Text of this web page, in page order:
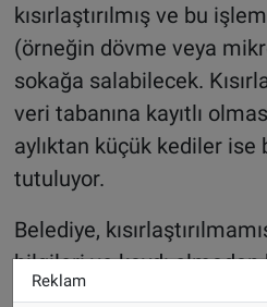
kısırlaştırılmış ve bu
(örneğin dövme veya
sokağa salabilecek.
veri tabanına kayıtlı
aylıktan küçük kediler
tutuluyor.
Belediye,
bilgileri ve kaydı olmadan
sahibine 48 saat içinde
Reklam